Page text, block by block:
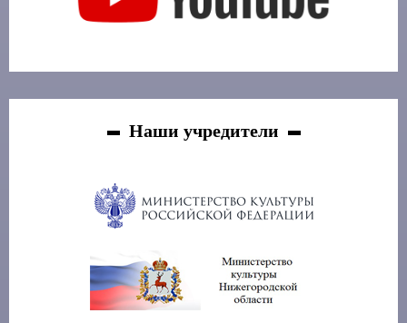
Наши учредители